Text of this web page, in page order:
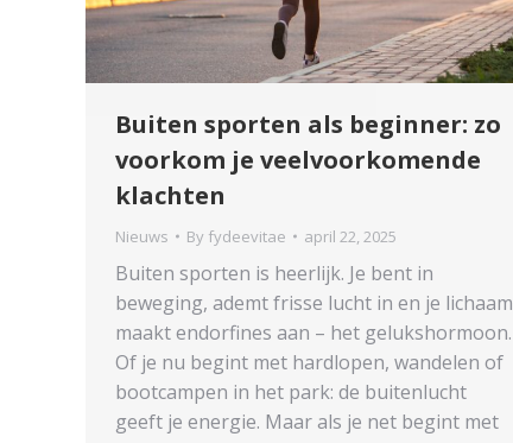
Buiten sporten als beginner: zo
voorkom je veelvoorkomende
klachten
Nieuws By fydeevitae april 22, 2025
Buiten sporten is heerlijk. Je bent in
beweging, ademt frisse lucht in en je lichaam
maakt endorfines aan – het gelukshormoon.
Of je nu begint met hardlopen, wandelen of
bootcampen in het park: de buitenlucht
geeft je energie. Maar als je net begint met